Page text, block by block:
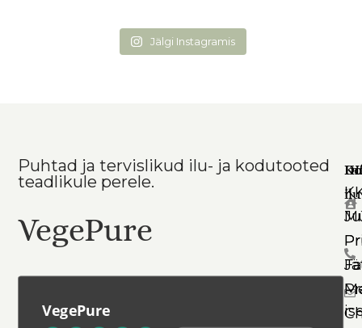
Jälgi Instagramis
Puhtad ja tervislikud ilu- ja kodutooted
teadlikule perele.
VegePure
VegePure